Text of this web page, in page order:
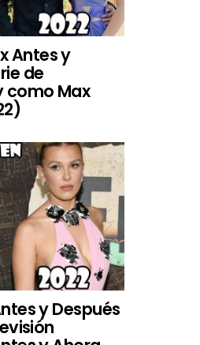
Antes y
de
como Max
y Después